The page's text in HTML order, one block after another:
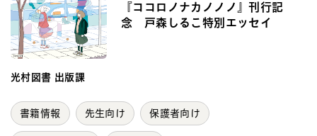
『ココロノナカノノノ』刊行記
念 戸森しるこ特別エッセイ
光村図書 出版課
書籍情報 先生向け 保護者向け